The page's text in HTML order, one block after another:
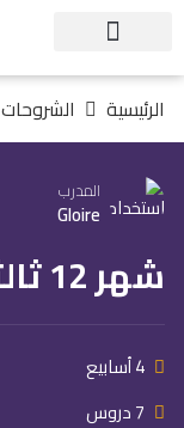
الرئيسية الشروحات
المدرب
Gloire
شهر 12 ثالثة ثانوي
4 أسابيع
7 دروس